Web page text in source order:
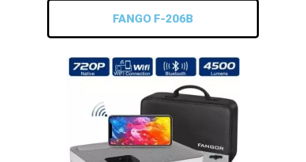
FANGO F-206B